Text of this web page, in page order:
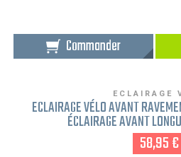
Commander
ECLAIRAGE
ECLAIRAGE VÉLO AVANT
ÉCLAIRAGE AVANT
58,95 €